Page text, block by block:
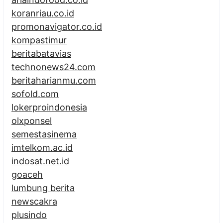
koranriau.co.id
promonavigator.co.id
kompastimur
beritabatavias
technonews24.com
beritaharianmu.com
sofold.com
lokerproindonesia
olxponsel
semestasinema
imtelkom.ac.id
indosat.net.id
goaceh
lumbung berita
newscakra
plusindo